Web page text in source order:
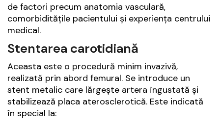
de factori precum anatomia vasculară,
comorbiditățile pacientului și experiența centrului
medical.
Stentarea carotidiană
Aceasta este o procedură minim invazivă,
realizată prin abord femural. Se introduce un
stent metalic care lărgește artera îngustată și
stabilizează placa aterosclerotică. Este indicată
în special la: